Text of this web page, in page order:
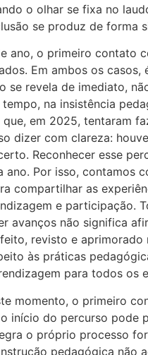
o olhar se fixa no
se produz de forma
ano, o primeiro contato
Em ambos os
se revela de imediato,
na insistência
em 2025, tentaram
dizer com clareza:
Reconhecer esse
Por isso, contamos
compartilhar as
e participação.
avanços não significa
revisto e aprimorado
às práticas
para todos os
momento, o primeiro
início do percurso pode
o próprio processo
pedagógica não